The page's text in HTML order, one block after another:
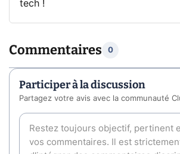
tech !
Commentaires 0
Participer à la discussion
Partagez votre avis avec la communauté